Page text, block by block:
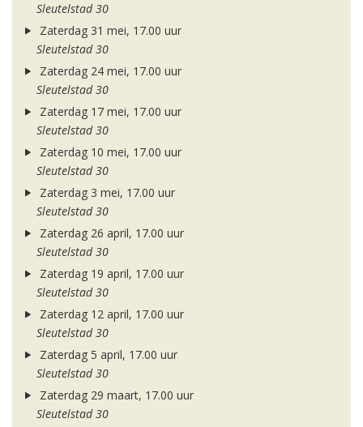
Sleutelstad 30
Zaterdag 31 mei, 17.00 uur
Sleutelstad 30
Zaterdag 24 mei, 17.00 uur
Sleutelstad 30
Zaterdag 17 mei, 17.00 uur
Sleutelstad 30
Zaterdag 10 mei, 17.00 uur
Sleutelstad 30
Zaterdag 3 mei, 17.00 uur
Sleutelstad 30
Zaterdag 26 april, 17.00 uur
Sleutelstad 30
Zaterdag 19 april, 17.00 uur
Sleutelstad 30
Zaterdag 12 april, 17.00 uur
Sleutelstad 30
Zaterdag 5 april, 17.00 uur
Sleutelstad 30
Zaterdag 29 maart, 17.00 uur
Sleutelstad 30